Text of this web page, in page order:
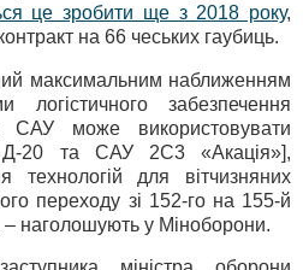
це зробити ще з 2018 року,
на 66 чеських гаубиць.
максимальним наближенням
логістичного забезпечення
може використовувати
Д-20 та САУ 2С3 «Акація»],
технологій для вітчизняних
переходу зі 152-го на 155-й
наголошують у Міноборони.